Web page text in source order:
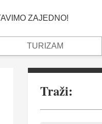
ZAJEDNO!
TURIZAM
Traži: